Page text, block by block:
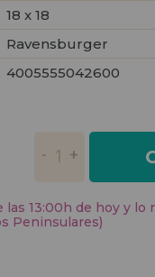
18 x 18
Ravensburger
4005555042600
las 13:00h de hoy y lo
Peninsulares)